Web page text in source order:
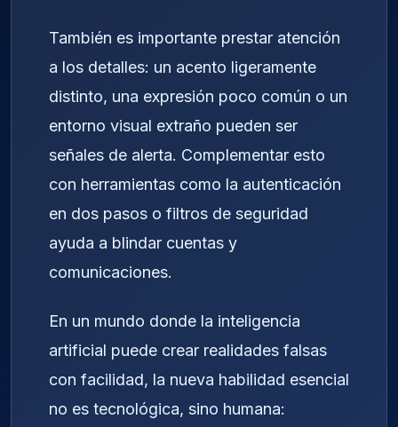
También es importante prestar atención
a los detalles: un acento ligeramente
distinto, una expresión poco común o un
entorno visual extraño pueden ser
señales de alerta. Complementar esto
con herramientas como la autenticación
en dos pasos o filtros de seguridad
ayuda a blindar cuentas y
comunicaciones.
En un mundo donde la inteligencia
artificial puede crear realidades falsas
con facilidad, la nueva habilidad esencial
no es tecnológica, sino humana: